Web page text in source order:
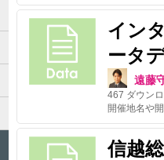
イン
ータ
遠藤
467 ダウン
信越